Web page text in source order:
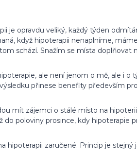
je opravdu veliký, každý týden
když hipoterapii nenaplníme,
schází. Snažím se místa doplňovat
ale není jenom o mě, ale i
přinese benefity především pro
mít zájemci o stálé místo na
do poloviny prosince, kdy hipoterapie
hipoterapii zaručené. Princip je stejný